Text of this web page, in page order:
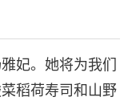
妃。她将为我们
稻荷寿司和山野